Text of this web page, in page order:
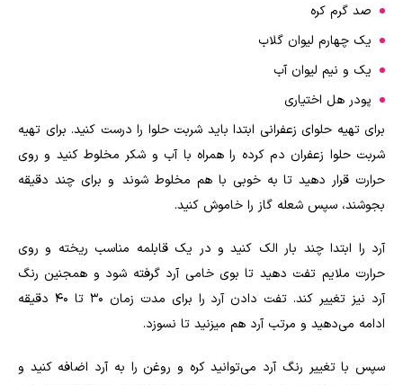
صد گرم کره
یک چهارم لیوان گلاب
یک و نیم لیوان آب
پودر هل اختیاری
برای تهیه حلوای زعفرانی ابتدا باید شربت حلوا را درست کنید. برای تهیه
شربت حلوا زعفران دم کرده را همراه با آب و شکر مخلوط کنید و روی
حرارت قرار دهید تا به خوبی با هم مخلوط شوند و برای چند دقیقه
بجوشند، سپس شعله گاز را خاموش کنید.
آرد را ابتدا چند بار الک کنید و در یک قابلمه مناسب ریخته و روی
حرارت ملایم تفت دهید تا بوی خامی آرد گرفته شود و همجنین رنگ
آرد نیز تغییر کند. تفت دادن آرد را برای مدت زمان ۳۰ تا ۴۰ دقیقه
ادامه می‌دهید و مرتب آرد هم میزنید تا نسوزد.
سپس با تغییر رنگ آرد می‌توانید کره و روغن را به آرد اضافه کنید و